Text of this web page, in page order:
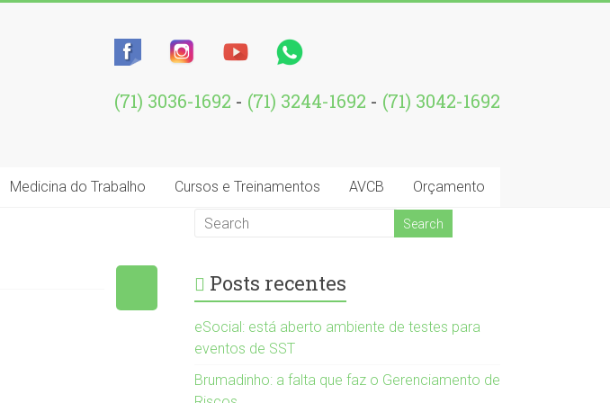
(71) 3036-1692 - (71) 3244-1692 - (71) 3042-1692
Medicina do Trabalho Cursos e Treinamentos AVCB Orçamento
Posts recentes
eSocial: está aberto ambiente de testes para
eventos de SST
Brumadinho: a falta que faz o Gerenciamento de